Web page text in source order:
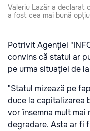
Valeriu Lazăr a declarat
a fost cea mai bună
Potrivit Agenţiei
convins că statul ar
pe urma situaţiei de
"Statul mizează pe
duce la capitalizarea
vor însemna mult mai
degradare. Asta ar fi